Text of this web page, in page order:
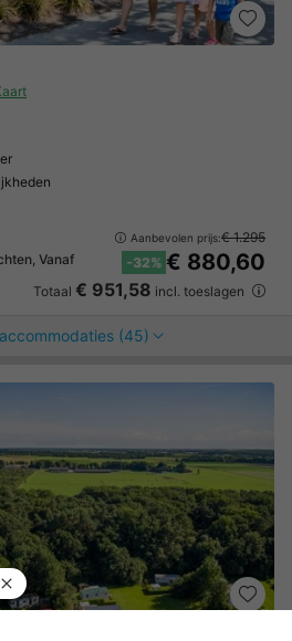
Vanaf
Aanbevolen prijs:€ 1.295
-32% € 880,60
Totaal € 951,58 incl. toeslagen
(45)